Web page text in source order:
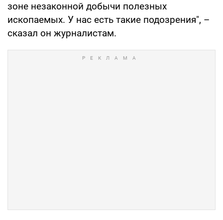
зоне незаконной добычи полезных
ископаемых. У нас есть такие подозрения", –
сказал он журналистам.